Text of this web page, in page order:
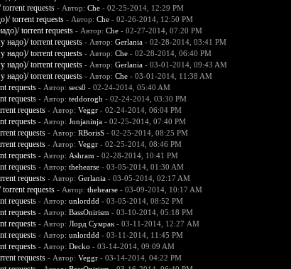
requests - Автор: Che- 02-25-2014, 12:29 PM
torrent requests - Автор: Che- 02-26-2014, 12:50 PM
torrent requests - Автор: Che- 02-27-2014, 07:20 PM
надо)/ torrent requests - Автор: Gerlania- 02-28-2014, 03:41 PM
надо)/ torrent requests - Автор: Che- 02-28-2014, 06:40 PM
надо)/ torrent requests - Автор: Gerlania- 03-01-2014, 09:43 AM
надо)/ torrent requests - Автор: Che- 03-01-2014, 11:38 AM
requests - Автор: secs0 - 02-24-2014, 05:40 AM
requests - Автор: teddorogh - 02-24-2014, 03:30 PM
requests - Автор: Veggr- 02-24-2014, 06:04 PM
requests - Автор: Jonjaninja- 02-25-2014, 07:40 PM
requests - Автор: RBorisS- 02-25-2014, 08:25 PM
requests - Автор: Veggr- 02-25-2014, 08:46 PM
requests - Автор: Ashram - 02-28-2014, 10:41 PM
requests - Автор: thehearse- 03-05-2014, 01:30 AM
requests - Автор: Gerlania- 03-05-2014, 02:17 AM
requests - Автор: thehearse- 03-09-2014, 10:17 AM
requests - Автор: unlorddd - 03-05-2014, 08:52 PM
requests - Автор: BassOnirism - 03-10-2014, 05:18 PM
requests - Автор: Лорд Сумрак- 03-11-2014, 12:27 AM
requests - Автор: unlorddd - 03-11-2014, 11:45 PM
requests - Автор: Decko - 03-14-2014, 09:09 AM
requests - Автор: Veggr- 03-14-2014, 04:22 PM